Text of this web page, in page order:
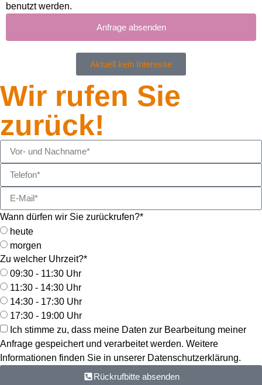
benutzt werden.
Anfrage absenden
Aktuell kein Interesse
Wir rufen Sie
zurück!
Wann dürfen wir Sie zurückrufen?*
heute
morgen
Zu welcher Uhrzeit?*
09:30 - 11:30 Uhr
11:30 - 14:30 Uhr
14:30 - 17:30 Uhr
17:30 - 19:00 Uhr
Ich stimme zu, dass meine Daten zur Bearbeitung meiner
Anfrage gespeichert und verarbeitet werden. Weitere
Informationen finden Sie in unserer Datenschutzerklärung.
Rückrufbitte absenden